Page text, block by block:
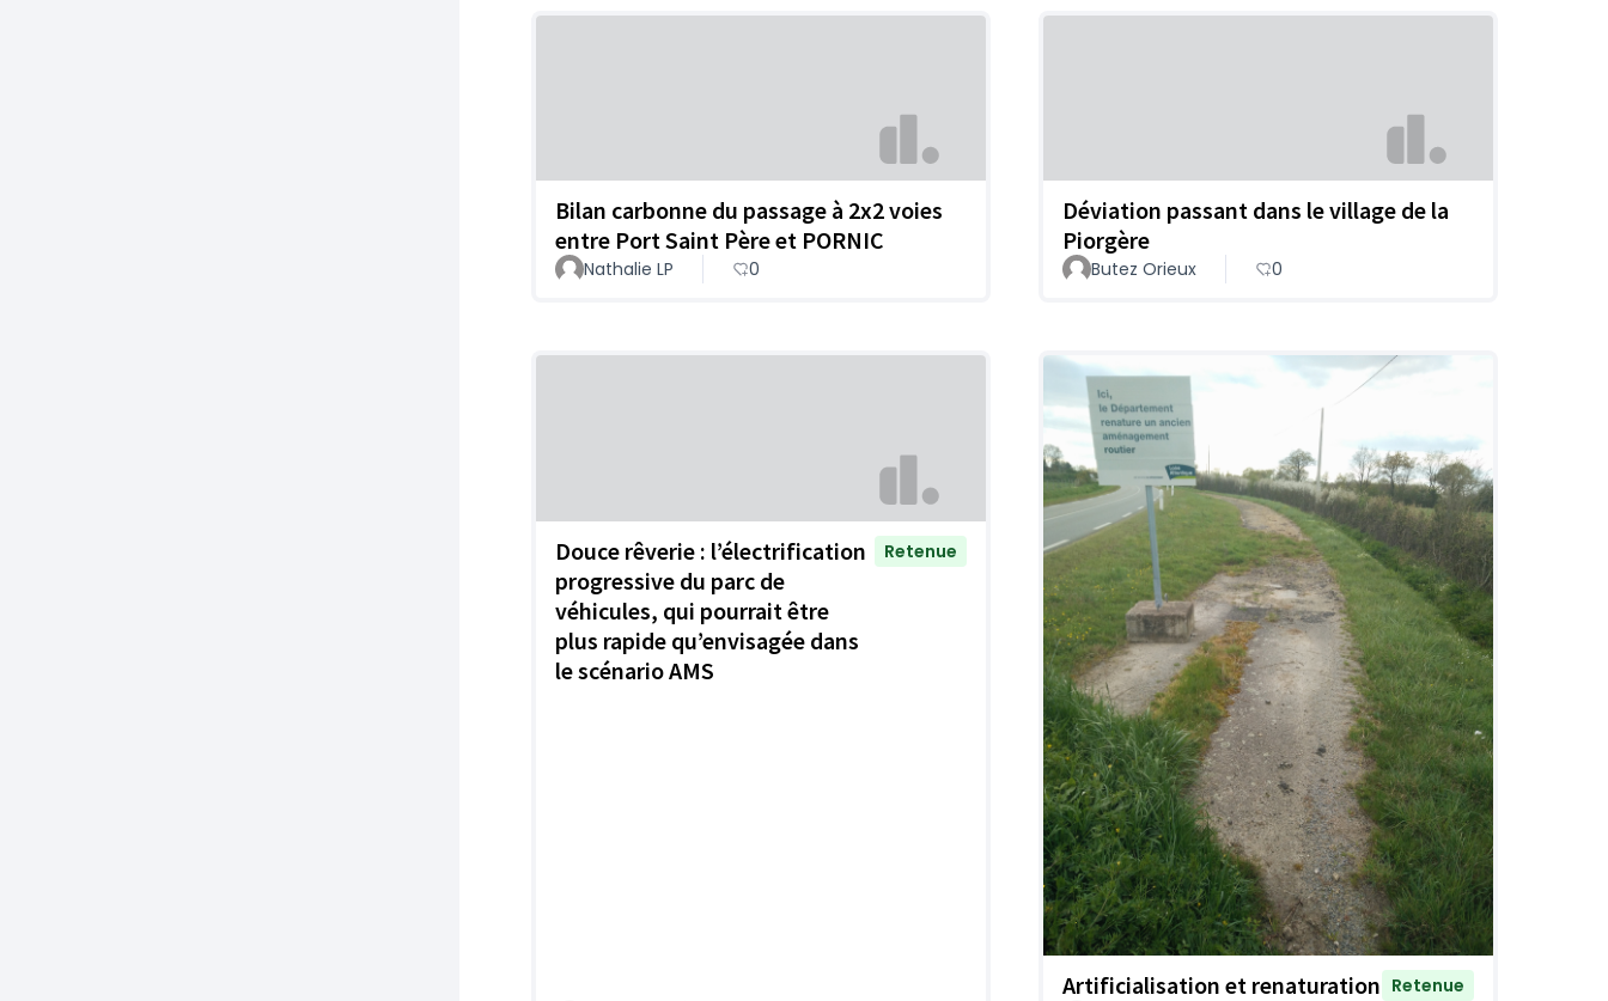
Bilan carbonne du passage à 2x2 voies
entre Port Saint Père et PORNIC
Nathalie LP 0
Déviation passant dans le village de la
Piorgère
Butez Orieux 0
Douce rêverie : l’électrification
progressive du parc de
véhicules, qui pourrait être
plus rapide qu’envisagée dans
le scénario AMS
Retenue
Artificialisation et renaturation Retenue